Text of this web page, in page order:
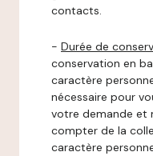
contacts.
- Durée de
conservation en
caractère
nécessaire pour
votre demande et
compter de la
caractère